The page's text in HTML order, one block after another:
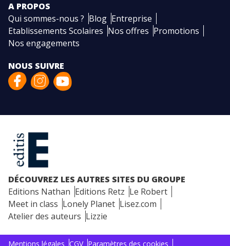
A PROPOS
Qui sommes-nous ? Blog Entreprise
Etablissements Scolaires Nos offres Promotions
Nos engagements
NOUS SUIVRE
DÉCOUVREZ LES AUTRES SITES DU GROUPE
Editions Nathan Editions Retz Le Robert
Meet in class Lonely Planet Lisez.com
Atelier des auteurs Lizzie
Mentions légales CGV Paramètres des cookies